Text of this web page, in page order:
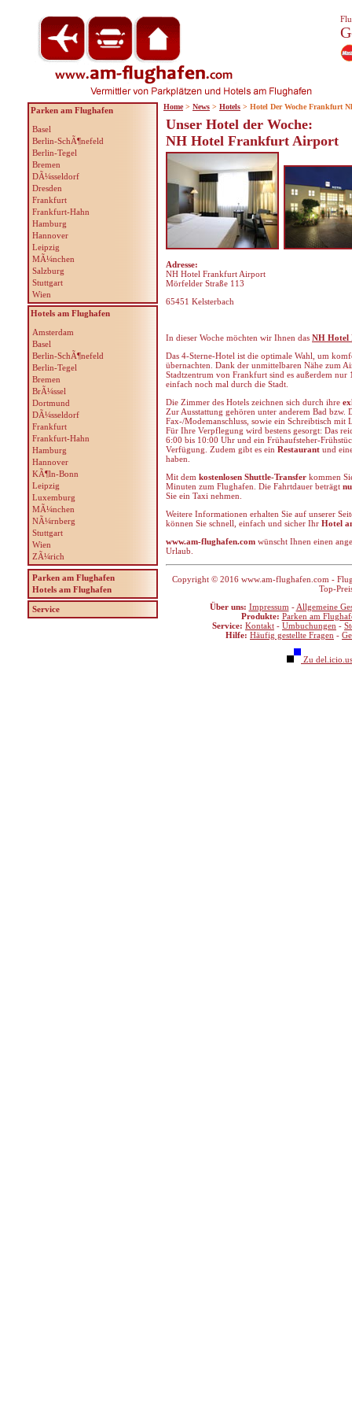
Unser Hotel der Woche:
NH Hotel Frankfurt Airport
Adresse:
NH Hotel Frankfurt Airport
Mörfelder Straße 113
65451 Kelsterbach
In dieser Woche möchten wir Ihnen das NH
Das 4-Sterne-Hotel ist die optimale Wahl, um
übernachten. Dank der unmittelbaren Nähe zum
Stadtzentrum von Frankfurt sind es außerdem
einfach noch mal durch die Stadt.
Die Zimmer des Hotels zeichnen sich durch ihre
Zur Ausstattung gehören unter anderem Bad
Fax-/Modemanschluss, sowie ein Schreibtisch mit
Für Ihre Verpflegung wird bestens gesorgt: Das
6:00 bis 10:00 Uhr und ein Frühaufsteher-
Verfügung. Zudem gibt es ein Restaurant und
haben.
Mit dem kostenlosen Shuttle-Transfer kommen
Minuten zum Flughafen. Die Fahrtdauer beträgt
Sie ein Taxi nehmen.
Weitere Informationen erhalten Sie auf unserer
können Sie schnell, einfach und sicher Ihr Hotel
www.am-flughafen.com wünscht Ihnen einen
Urlaub.
Copyright © 2016 www.am-flughafen.com -
Top-
Über uns: Impressum - Allgemeine
Produkte: Parken am
Service: Kontakt - Umbuchungen -
Hilfe: Häufig gestellte Fragen -
Zu
Parken am Flughafen
Basel
Berlin-SchÃ¶nefeld
Berlin-Tegel
Bremen
DÃ¼sseldorf
Dresden
Frankfurt
Frankfurt-Hahn
Hamburg
Hannover
Leipzig
MÃ¼nchen
Salzburg
Stuttgart
Wien
Hotels am Flughafen
Amsterdam
Basel
Berlin-SchÃ¶nefeld
Berlin-Tegel
Bremen
BrÃ¼ssel
Dortmund
DÃ¼sseldorf
Frankfurt
Frankfurt-Hahn
Hamburg
Hannover
KÃ¶ln-Bonn
Leipzig
Luxemburg
MÃ¼nchen
NÃ¼rnberg
Stuttgart
Wien
ZÃ¼rich
Parken am Flughafen
Hotels am Flughafen
Service
Home > News > Hotels > Hotel Der Woche Frankfurt